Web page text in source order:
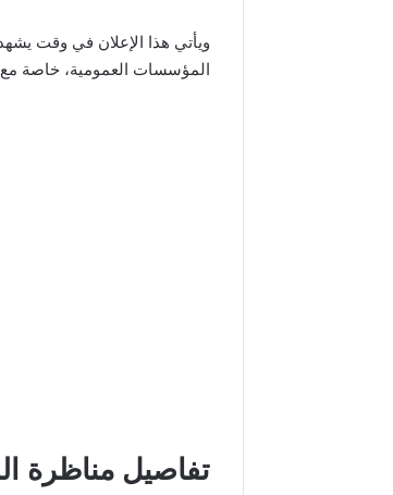
ويأتي هذا الإعلان في وقت
المؤسسات العمومية، خاصة مع
تفاصيل مناظرة